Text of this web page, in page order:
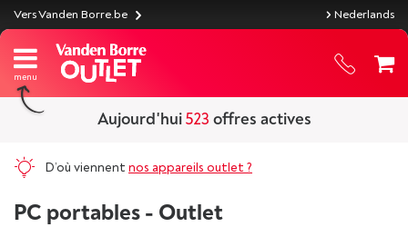
Vers Vanden Borre.be Nederlands
Aujourd'hui523 offres actives
D’où viennent nos appareils outlet ?
PC portables - Outlet